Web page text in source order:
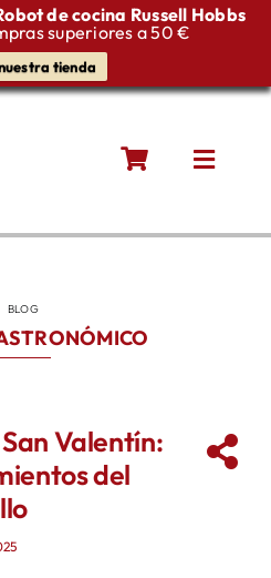
de cocina Russell Hobbs
superiores a 50 €
tienda
Toggle
BLOG
Valentín:
del